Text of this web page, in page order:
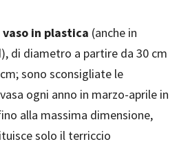
in plastica (anche in
di diametro a partire da 30 cm
sono sconsigliate le
ogni anno in marzo-aprile in
alla massima dimensione,
solo il terriccio